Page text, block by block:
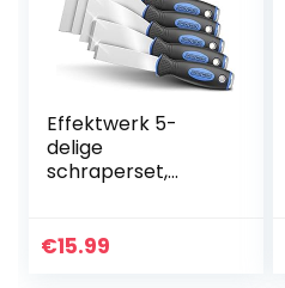
Effektwerk 5-
delige
schraperset,
behangverwijdera
€15.99